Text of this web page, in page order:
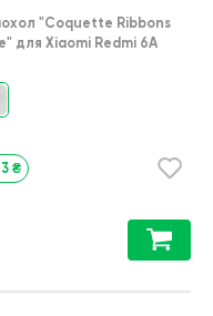
"Coquette Ribbons
для Xiaomi Redmi 6A
₴